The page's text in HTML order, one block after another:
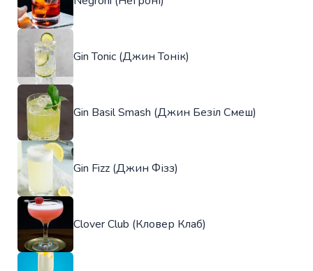
Gin Tonic (Джин Тонік)
Gin Basil Smash (Джин Безіл Смеш)
Gin Fizz (Джин Фізз)
Clover Club (Кловер Клаб)